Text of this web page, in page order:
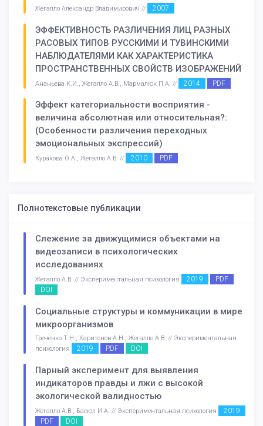
Жегалло Александр Владимирович // 2007
ЭФФЕКТИВНОСТЬ РАЗЛИЧЕНИЯ ЛИЦ РАЗНЫХ
РАСОВЫХ ТИПОВ РУССКИМИ И ТУВИНСКИМИ
НАБЛЮДАТЕЛЯМИ КАК ХАРАКТЕРИСТИКА
ПРОСТРАНСТВЕННЫХ СВОЙСТВ ИЗОБРАЖЕНИЙ
Ананьева К.И., Жегалло А.В., Мармалюк П.А. // 2014 PDF
Эффект категориальности восприятия -
величина абсолютная или относительная?:
(Особенности различения переходных
эмоциональных экспрессий)
Куракова О.А., Жегалло А.В. // 2010 PDF
Полнотекстовые публикации
Слежение за движущимися объектами на
видеозаписи в психологических
исследованиях
Жегалло А.В. // Экспериментальная психология 2019
PDF
DOI
Социальные структуры и коммуникации в мире
микроорганизмов
Греченко Т.Н., Харитонов А.Н., Жегалло А.В. // Экспериментальная
психология
2019 PDF DOI
Парный эксперимент для выявления
индикаторов правды и лжи с высокой
экологической валидностью
Жегалло А.В., Басюл И.А. // Экспериментальная психология
2019
PDF
DOI